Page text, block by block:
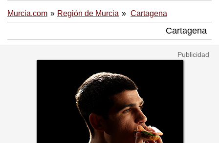
Murcia.com Región de Murcia Cartagena
Cartagena